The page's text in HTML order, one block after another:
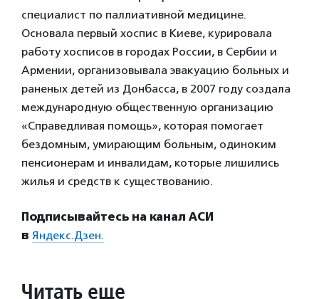
специалист по паллиативной медицине.
Основала первый хоспис в Киеве, курировала
работу хосписов в городах России, в Сербии и
Армении, организовывала эвакуацию больных и
раненых детей из Донбасса, в 2007 году создала
международную общественную организацию
«Справедливая помощь», которая помогает
бездомным, умирающим больным, одиноким
пенсионерам и инвалидам, которые лишились
жилья и средств к существованию.
Подписывайтесь на канал АСИ
в Яндекс.Дзен.
Читать еще